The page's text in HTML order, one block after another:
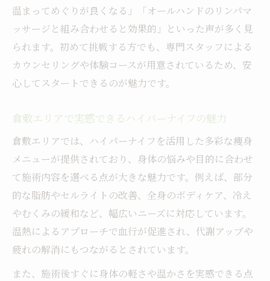
温まってめぐりが良くなる」「オールハンドのリンパマ
ッサージと組み合わせると効果的」といった声が多く見
られます。初めて挑戦する方でも、専門スタッフによる
カウンセリングや体験コースが用意されているため、安
心してスタートできるのが魅力です。
倉敷エリアで実感できるハイパーナイフの魅力
倉敷エリアでは、ハイパーナイフを活用した多彩な痩身
メニューが提供されており、身体の悩みや目的に合わせ
て施術内容を選べる点が大きな魅力です。例えば、部分
的な脂肪やセルライトの改善、全身のボディケア、冷え
やむくみの緩和など、幅広いニーズに対応しています。
温熱によるアプローチで血行が促進され、代謝アップや
疲れの解消にもつながるとされています。
また、施術後すぐに身体の軽さや温かさを実感できる点